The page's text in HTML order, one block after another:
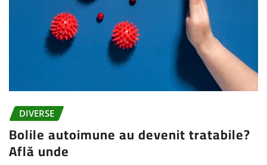
DIVERSE
Bolile autoimune au devenit tratabile?
Află unde